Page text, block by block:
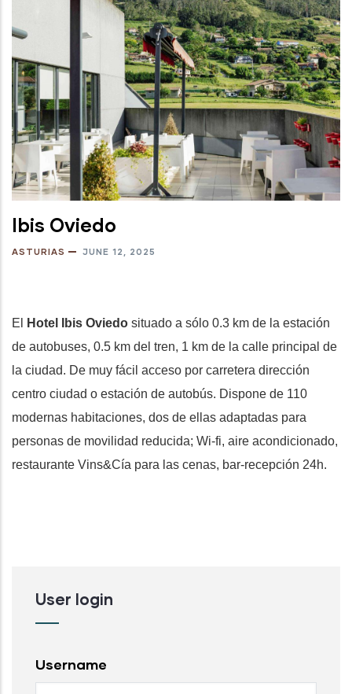
Ibis Oviedo
ASTURIAS JUNE 12, 2025
El Hotel Ibis Oviedo situado a sólo 0.3 km de la estación
de autobuses, 0.5 km del tren, 1 km de la calle principal de
la ciudad. De muy fácil acceso por carretera dirección
centro ciudad o estación de autobús. Dispone de 110
modernas habitaciones, dos de ellas adaptadas para
personas de movilidad reducida; Wi-fi, aire acondicionado,
restaurante Vins&Cía para las cenas, bar-recepción 24h.
User login
Username